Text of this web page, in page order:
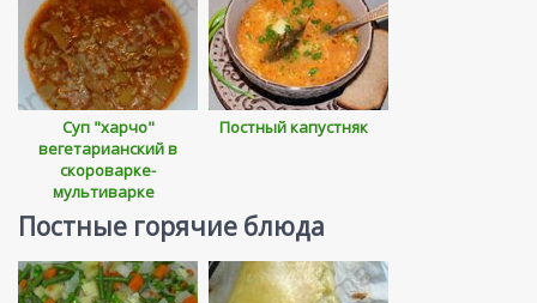
Суп "харчо"
вегетарианский в
скороварке-
мультиварке
Постный капустняк
Постные горячие блюда